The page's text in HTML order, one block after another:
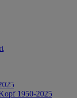
1950-2025